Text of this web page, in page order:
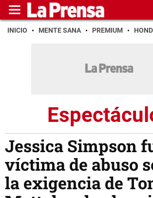
INICIO MENTE SANA PREMIUM
Jessica Simpson
víctima de abuso
la exigencia de